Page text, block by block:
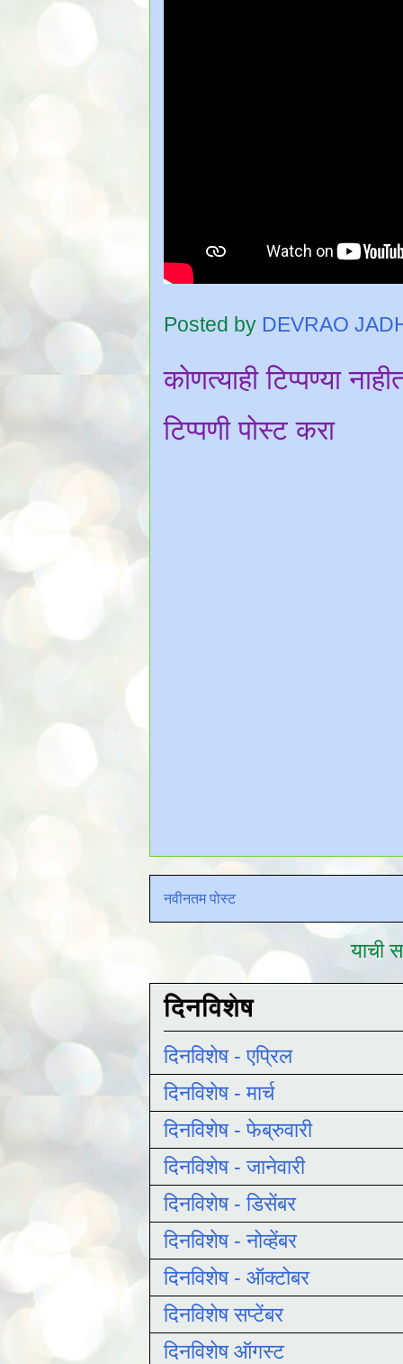
Posted by DEVRAO
कोणत्याही टिप्पण्‍या
टिप्पणी पोस्ट करा
नवीनतम पोस्ट
याची
दिनविशेष
दिनविशेष - एप्रिल
दिनविशेष - मार्च
दिनविशेष - फेब्रुवारी
दिनविशेष - जानेवारी
दिनविशेष - डिसेंबर
दिनविशेष - नोव्हेंबर
दिनविशेष - ऑक्टोबर
दिनविशेष सप्टेंबर
दिनविशेष ऑगस्ट